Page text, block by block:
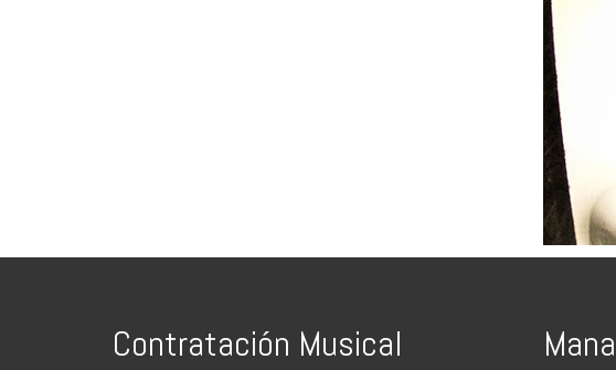
Contratación Musical